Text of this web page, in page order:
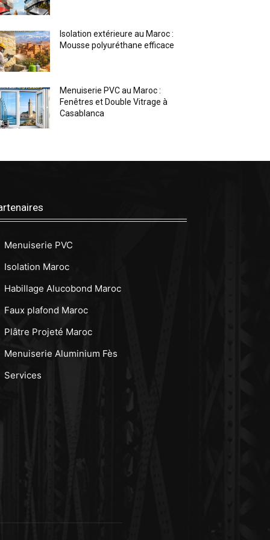
Isolation extérieure au Maroc :
Mousse polyuréthane efficace
Menuiserie PVC au Maroc :
Fenêtres et Double Vitrage à
Casablanca
Menuiserie PVC
Isolation Maroc
Habillage Alucobond Maroc
Faux plafond Maroc
Plâtre Projeté Maroc
Menuiserie Aluminium Fès
Services